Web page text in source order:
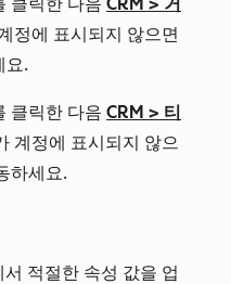
정에 표시되지 않으면
요.
클릭한 다음 CRM > 티
계정에 표시되지 않으
하세요.
적절한 속성 값을 업